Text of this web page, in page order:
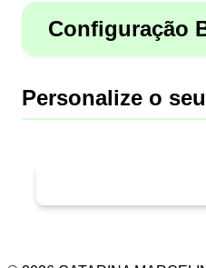
Configuração
Personalize o